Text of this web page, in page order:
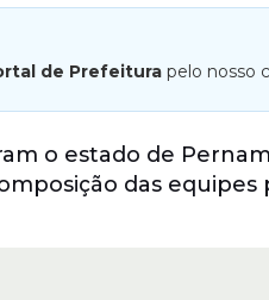
de Prefeitura pelo nosso
o estado de
das